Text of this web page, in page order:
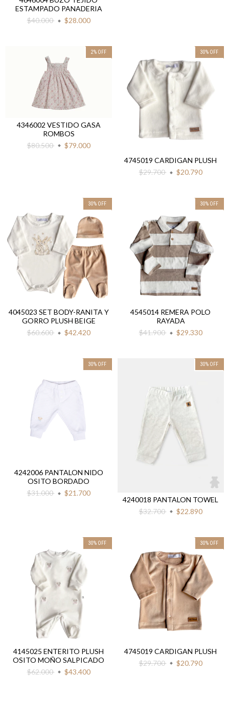
ESTAMPADO PANADERIA
$40.000
$28.000
2% OFF
4346002 VESTIDO GASA
ROMBOS
$80.500
$79.000
30% OFF
4745019 CARDIGAN PLUSH
$29.700
$20.790
30% OFF
4045023 SET BODY-RANITA Y
GORRO PLUSH BEIGE
$60.600
$42.420
30% OFF
4545014 REMERA POLO
RAYADA
$41.900
$29.330
30% OFF
4242006 PANTALON NIDO
OSITO BORDADO
$31.000
$21.700
30% OFF
4240018 PANTALON TOWEL
$32.700
$22.890
30% OFF
4145025 ENTERITO PLUSH
OSITO MOÑO SALPICADO
$62.000
$43.400
30% OFF
4745019 CARDIGAN PLUSH
$29.700
$20.790